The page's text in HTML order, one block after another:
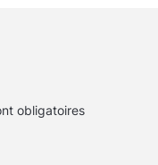
obligatoires